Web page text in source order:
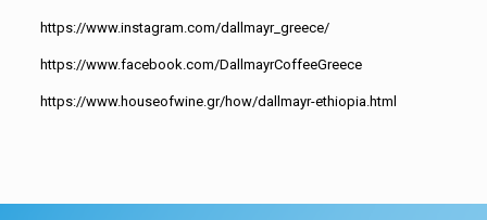
https://www.instagram.com/dallmayr_greece/
https://www.facebook.com/DallmayrCoffeeGreece
https://www.houseofwine.gr/how/dallmayr-ethiopia.html